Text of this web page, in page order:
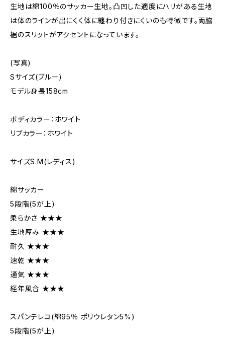
生地は綿100％のサッカー生地。凸凹した適度にハリがある生地
は体のラインが出にくく体に纏わり付きにくいのも特徴です。両脇
裾のスリットがアクセントになっています。
(写真)
Sサイズ(ブルー)
モデル身長158cm
ボディカラー：ホワイト
リブカラー：ホワイト
サイズS.M(レディス)
綿サッカー
5段階(5が上)
柔らかさ ★★★
生地厚み ★★★
耐久 ★★★
速乾 ★★★
通気 ★★★
経年風合 ★★★
スパンテレコ(綿95％ ポリウレタン5%)
5段階(5が上)